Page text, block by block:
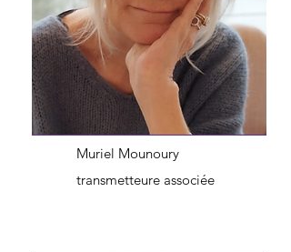
Muriel Mounoury
transmetteure associée